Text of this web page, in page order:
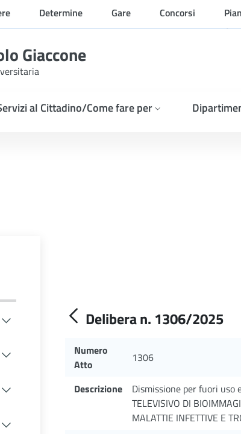
Determine Gare Concorsi
Giaccone
al Cittadino/Come fare per
Delibera n. 1306/2025
Numero
Atto
1306
Descrizione
Dismissione per fuori uso
TELEVISIVO DI
MALATTIE INFETTIVE E